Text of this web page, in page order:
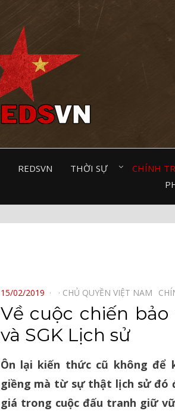
REDSVN THỜI SỰ⠀ CHÍNH
POSTED
ON
15/02/2019 CHỦ QUYỀN VIỆT NAM⠀
Về cuộc chiến
và SGK Lịch sử
Ôn lại kiến thức cũ không để
giềng mà từ sự thật lịch sử đó
giá trong cuộc đấu tranh giữ